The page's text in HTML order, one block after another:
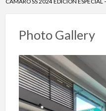
Photo Gallery